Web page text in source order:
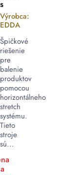
s
Výrobca:
EDDA
Špičkové
riešenie
pre
balenie
produktov
pomocou
horizontálneho
stretch
systému.
Tieto
stroje
sú...